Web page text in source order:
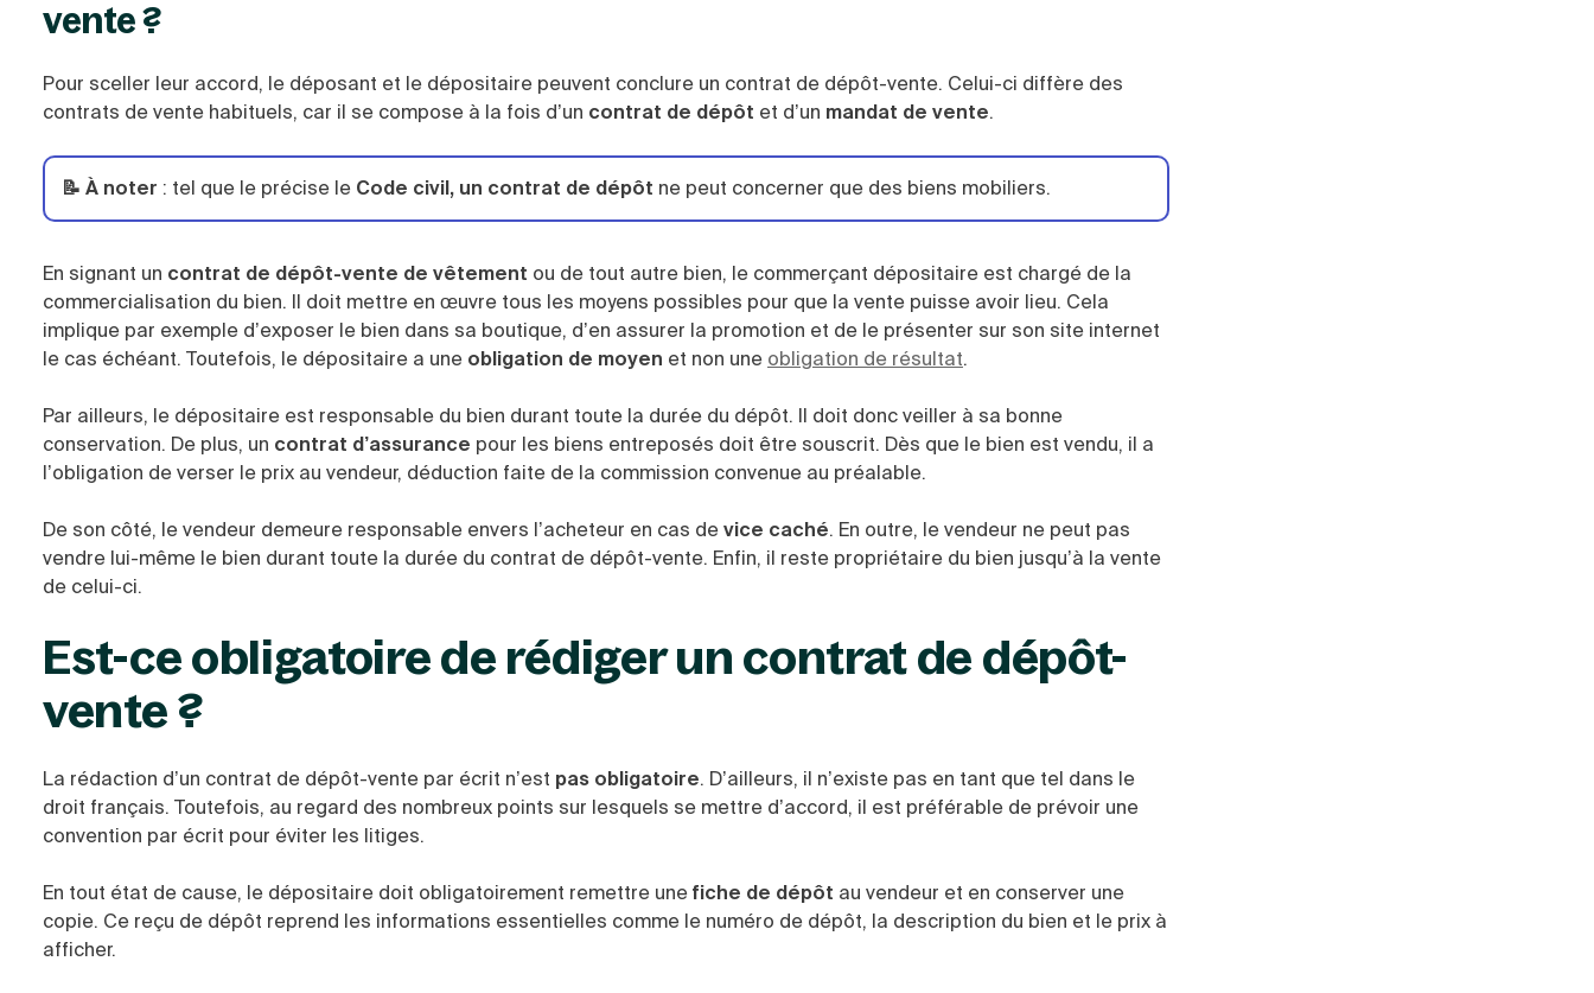
vente ?
Pour sceller leur accord, le déposant et le dépositaire peuvent conclure un contrat de dépôt-vente. Celui-ci diffère des
contrats de vente habituels, car il se compose à la fois d’un contrat de dépôt et d’un mandat de vente.
📝 À noter : tel que le précise le Code civil, un contrat de dépôt ne peut concerner que des biens mobiliers.
En signant un contrat de dépôt-vente de vêtement ou de tout autre bien, le commerçant dépositaire est chargé de la
commercialisation du bien. Il doit mettre en œuvre tous les moyens possibles pour que la vente puisse avoir lieu. Cela
implique par exemple d’exposer le bien dans sa boutique, d’en assurer la promotion et de le présenter sur son site internet
le cas échéant. Toutefois, le dépositaire a une obligation de moyen et non une obligation de résultat.
Par ailleurs, le dépositaire est responsable du bien durant toute la durée du dépôt. Il doit donc veiller à sa bonne
conservation. De plus, un contrat d’assurance pour les biens entreposés doit être souscrit. Dès que le bien est vendu, il a
l’obligation de verser le prix au vendeur, déduction faite de la commission convenue au préalable.
De son côté, le vendeur demeure responsable envers l’acheteur en cas device caché. En outre, le vendeur ne peut pas
vendre lui-même le bien durant toute la durée du contrat de dépôt-vente. Enfin, il reste propriétaire du bien jusqu’à la vente
de celui-ci.
Est-ce obligatoire de rédiger un contrat de dépôt-
vente ?
La rédaction d’un contrat de dépôt-vente par écrit n’est pas obligatoire. D’ailleurs, il n’existe pas en tant que tel dans le
droit français. Toutefois, au regard des nombreux points sur lesquels se mettre d’accord, il est préférable de prévoir une
convention par écrit pour éviter les litiges.
En tout état de cause, le dépositaire doit obligatoirement remettre unefiche de dépôt au vendeur et en conserver une
copie. Ce reçu de dépôt reprend les informations essentielles comme le numéro de dépôt, la description du bien et le prix à
afficher.